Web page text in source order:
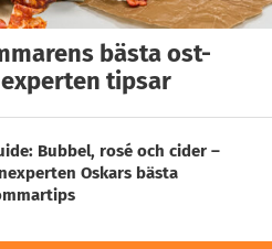
bästa ost-
tipsar
Bubbel, rosé och cider –
Oskars bästa